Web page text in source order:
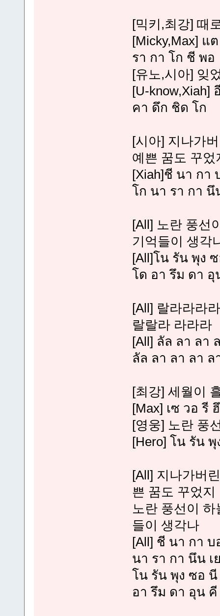
[믹키,최강] 때
[Micky,Max]
รา กา โก ชี พอ
[유노,시아] 잊
[U-
คา ดึก ชิด โก
[시아] 지나가
예쁜 꿈도 꾸었
[Xiah]ชี นา กา
โก นา รา กา
[All] 노란 풍선
기억들이 생각
[All]โน รัน พุง
โด อา รึม ดา
[All] 랄라라라
랄랄라 라라라
[All] ลัล ลา ลา
ลัล ลา ลา ลา
[최강] 세월이
[Max] เซ วอ รี
[영웅] 노란 풍
[Hero] โน รัน
[All] 지나가버
쁜 꿈도 꾸었지
노란 풍선이
들이 생각나
[All] ชี นา กา
นา รา กา นึน
โน รัน พุง ซอ
อา รึม ดา อุน